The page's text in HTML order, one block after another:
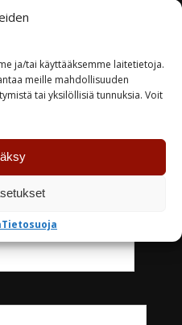
ja/tai käyttääksemme laitetietoja.
meille mahdollisuuden
tai yksilöllisiä tunnuksia. Voit
Tietosuoja
ota yhteyttä